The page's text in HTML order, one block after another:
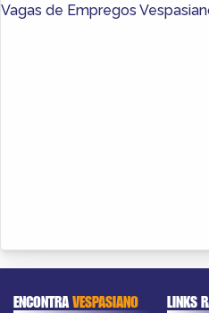
Vagas de Empregos
ENCONTRAVESPASIANO LINKS